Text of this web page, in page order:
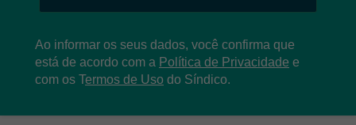
Ao informar os seus dados, você confirma que
está de acordo com a Política de Privacidade e
com os Termos de Uso do Síndico.